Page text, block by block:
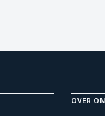
OVER